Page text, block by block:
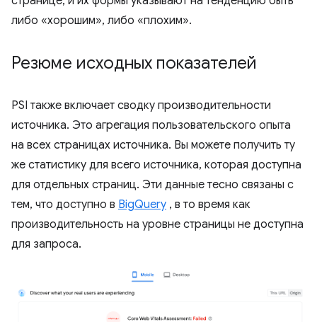
либо «хорошим», либо «плохим».
Резюме исходных показателей
PSI также включает сводку производительности
источника. Это агрегация пользовательского опыта
на всех страницах источника. Вы можете получить ту
же статистику для всего источника, которая доступна
для отдельных страниц. Эти данные тесно связаны с
тем, что доступно в BigQuery , в то время как
производительность на уровне страницы не доступна
для запроса.